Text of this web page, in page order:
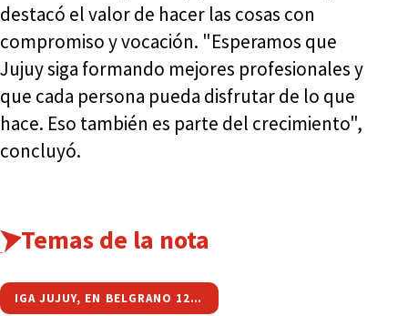
destacó el valor de hacer las cosas con
compromiso y vocación. "Esperamos que
Jujuy siga formando mejores profesionales y
que cada persona pueda disfrutar de lo que
hace. Eso también es parte del crecimiento",
concluyó.
Temas de la nota
IGA JUJUY, EN BELGRANO 1223